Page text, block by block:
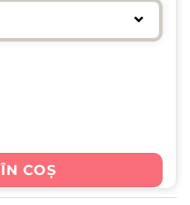
fost: 95 lei.
• Set Moț Personalizat
COȘ